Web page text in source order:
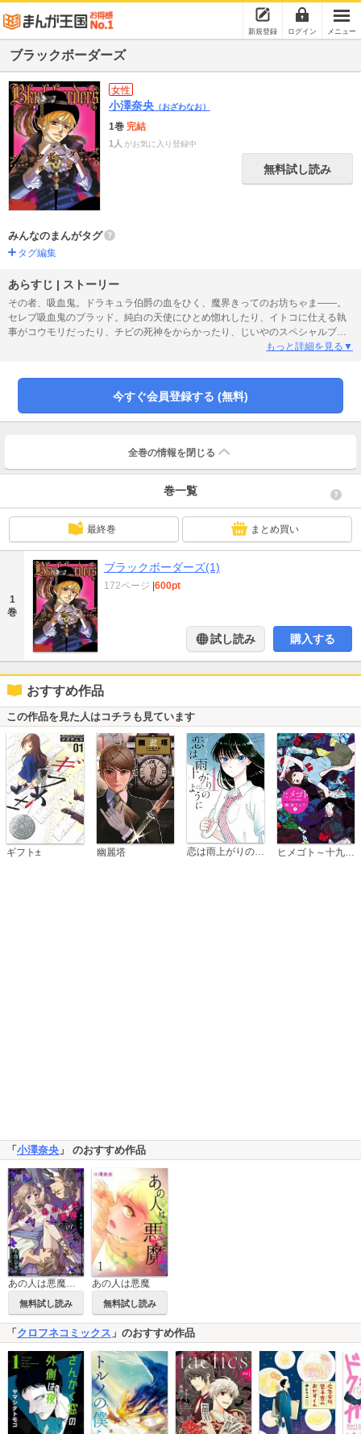
新規登録 ログイン メニュー
ブラックボーダーズ
女性
小澤奈央 （おざわなお）
1巻 完結
1人 がお気に入り登録中
無料試し読み
みんなのまんがタグ
タグ編集
あらすじ | ストーリー
その者、吸血鬼。ドラキュラ伯爵の血をひく、魔界きってのお坊ちゃま――。
セレブ吸血鬼のブラッド。純白の天使にひとめ惚れしたり、イトコに仕える執
事がコウモリだったり、チビの死神をからかったり、じいやのスペシャルブレ
ンドな輸血パックを飲んだり…。坊ちゃま吸血鬼のゆるゆる＆ピースフルな魔
もっと詳細を見る▼
今すぐ会員登録する (無料)
全巻の情報を 閉じる
巻一覧
最終巻 まとめ買い
1
巻
ブラックボーダーズ(1)
172ページ 600pt
試し読み 購入する
おすすめ作品
この作品を見た人はコチラも見ています
ギフト± 幽麗塔 恋は雨上がりのように
「 小澤奈央 」 のおすすめ作品
あの人は悪魔【単行本版】
無料試し読み
あの人は悪魔
無料試し読み
「 クロフネコミックス 」のおすすめ作品